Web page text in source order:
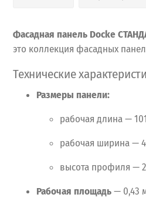
Фасадная панель Docke
это коллекция фасадных
Технические
Размеры панели:
рабочая длина—
рабочая ширина—
высота профиля —
Рабочая площадь— 0,43